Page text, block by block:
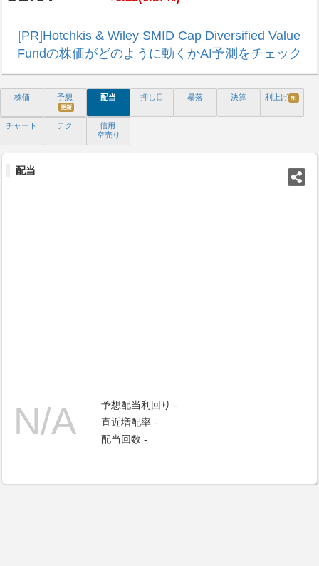
[PR]Hotchkis & Wiley SMID Cap Diversified Value
Fundの株価がどのように動くかAI予測をチェック
株価 予想
更新
配当 押し目 暴落 決算 利上げ N!
チャート テク
信用
空売り
配当
予想配当利回り -
直近増配率 -
配当回数 -